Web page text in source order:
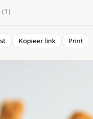
(1)
Kopieer link Print